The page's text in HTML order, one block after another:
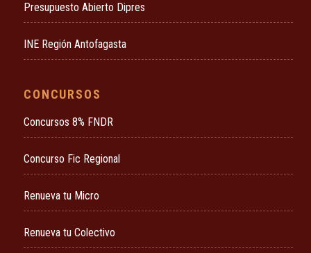
Presupuesto Abierto Dipres
INE Región Antofagasta
CONCURSOS
Concursos 8% FNDR
Concurso Fic Regional
Renueva tu Micro
Renueva tu Colectivo